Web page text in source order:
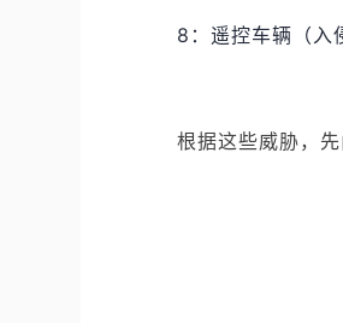
8：遥控车辆（入
根据这些威胁，